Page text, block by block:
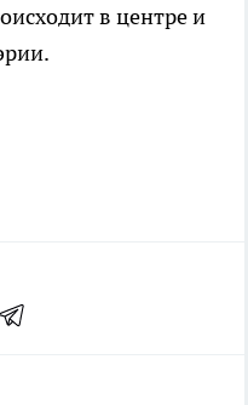
в центре и